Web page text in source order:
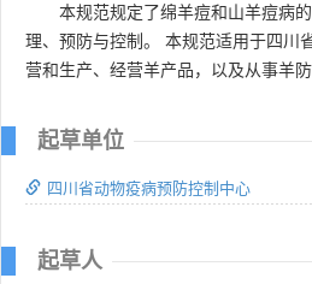
本规范规定了绵羊痘和山羊痘病
理、预防与控制。 本规范适用于四川
营和生产、经营羊产品，以及从事羊
起草单位
四川省动物疫病预防控制中心
起草人